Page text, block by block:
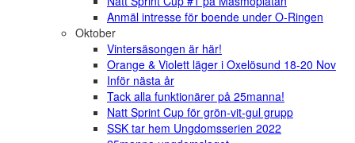
Anmäl intresse för boende under O-Ringen
Oktober
Vintersäsongen är här!
Orange & Violett läger i Oxelösund 18-20 Nov
Inför nästa år
Tack alla funktionärer på 25manna!
Natt Sprint Cup för grön-vit-gul grupp
SSK tar hem Ungdomsserien 2022